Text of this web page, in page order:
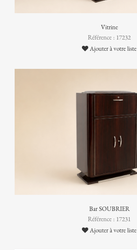
Vitrine
Référence : 17232
Ajouter à votre liste
Bar SOUBRIER
Référence : 17231
Ajouter à votre liste